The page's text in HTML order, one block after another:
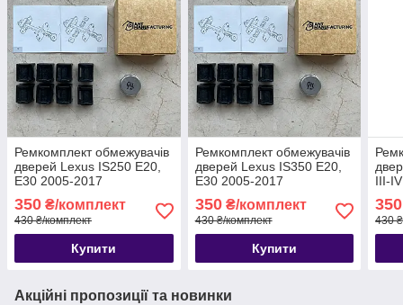
Ремкомплект обмежувачів
дверей Lexus IS250 E20,
E30 2005-2017
350 ₴/комплект
430 ₴/комплект
Купити
Ремкомплект обмежувачів
дверей Lexus IS350 E20,
E30 2005-2017
350₴/комплект
430 ₴/комплект
Купити
III-
350
430
Акційні пропозиції та новинки